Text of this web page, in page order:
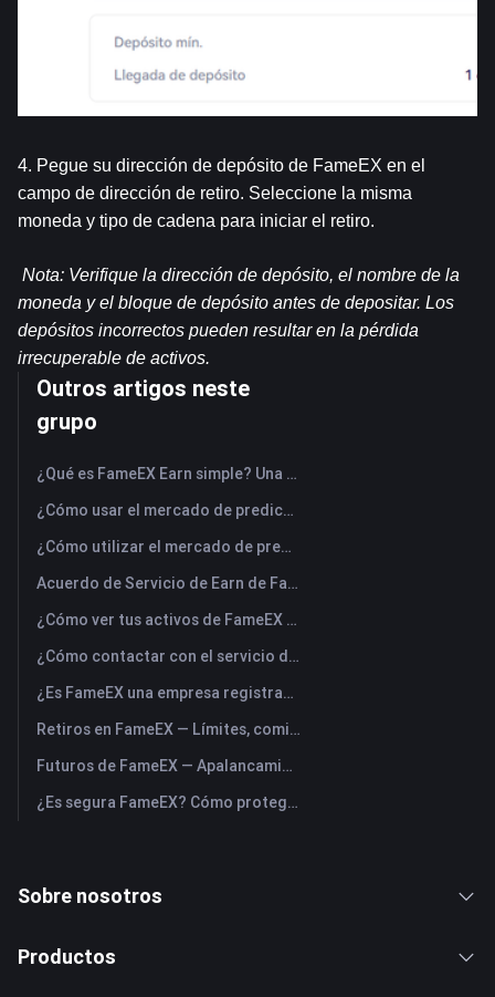
4. Pegue su dirección de depósito de FameEX en el
campo de dirección de retiro. Seleccione la misma
moneda y tipo de cadena para iniciar el retiro.
Nota: Verifique la dirección de depósito, el nombre de la
moneda y el bloque de depósito antes de depositar. Los
depósitos incorrectos pueden resultar en la pérdida
irrecuperable de activos.
Outros artigos neste
grupo
¿Qué es FameEX Earn simple? Una guía de productos flexibles y fijos
¿Cómo usar el mercado de predicciones FameEX? (Aplicación)
¿Cómo utilizar el mercado de predicciones FameEX? (Web)
Acuerdo de Servicio de Earn de FameEX
¿Cómo ver tus activos de FameEX y transferir fondos? (Aplicación)
¿Cómo contactar con el servicio de atención al cliente online de FameEX?
¿Es FameEX una empresa registrada? Entidad operadora y registro
Retiros en FameEX — Límites, comisiones y tiempos
Futuros de FameEX — Apalancamiento máximo, comisiones y perpetuos USDⓈ-M
¿Es segura FameEX? Cómo protege FameEX los fondos de los usuarios
Sobre nosotros
Productos